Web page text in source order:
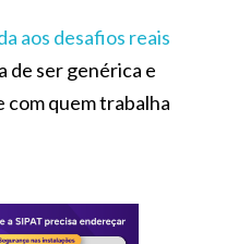
aos desafios reais
de ser genérica e
com quem trabalha